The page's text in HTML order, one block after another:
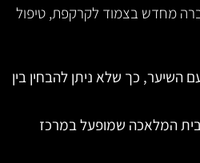
מחדש בצמוד לקרקפת, טיפול
כך שלא ניתן להבחין בין
המלאכה שמופעל במרכז